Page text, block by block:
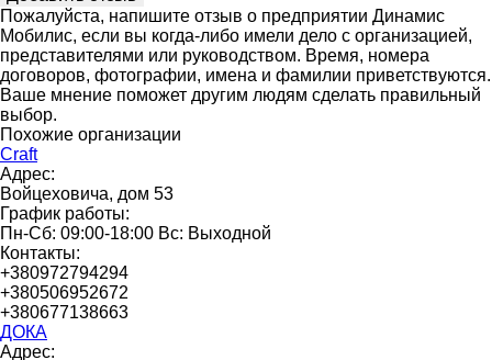
Пожалуйста, напишите отзыв о предприятии Динамис
Мобилис, если вы когда-либо имели дело с организацией,
представителями или руководством. Время, номера
договоров, фотографии, имена и фамилии приветствуются.
Ваше мнение поможет другим людям сделать правильный
выбор.
Похожие организации
Craft
Адрес:
Войцеховича, дом 53
График работы:
Пн-Сб: 09:00-18:00 Вс: Выходной
Контакты:
+380972794294
+380506952672
+380677138663
ДОКА
Адрес: